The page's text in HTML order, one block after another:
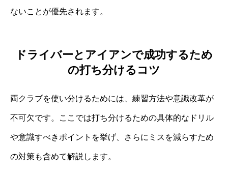
ないことが優先されます。
ドライバーとアイアンで成功するため
の打ち分けるコツ
両クラブを使い分けるためには、練習方法や意識改革が
不可欠です。ここでは打ち分けるための具体的なドリル
や意識すべきポイントを挙げ、さらにミスを減らすため
の対策も含めて解説します。